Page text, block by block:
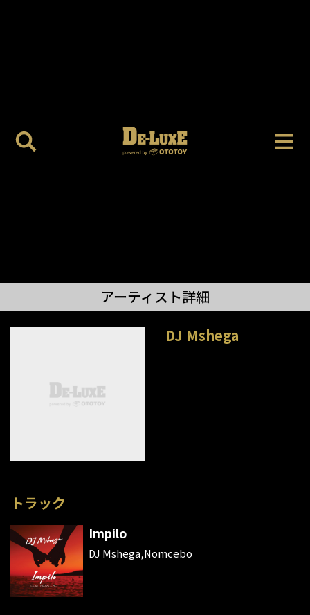
アーティスト詳細
DJ Mshega
トラック
Impilo
DJ Mshega,Nomcebo